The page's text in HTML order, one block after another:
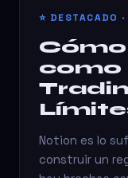
⭐ DESTACADO
como
Notion es lo
construir un